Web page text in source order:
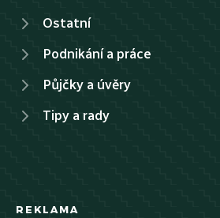
Ostatní
Podnikání a práce
Půjčky a úvěry
Tipy a rady
REKLAMA